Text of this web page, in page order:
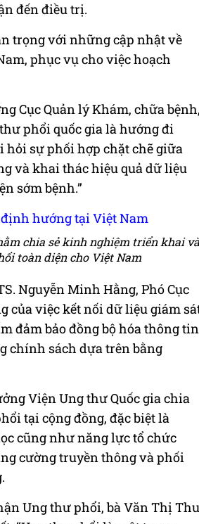
đến điều trị.
trọng với những cập nhật về
phục vụ cho việc hoạch
Cục Quản lý Khám, chữa bệnh,
phổi quốc gia là hướng đi
hỏi sự phối hợp chặt chẽ giữa
và khai thác hiệu quả dữ liệu
sớm bệnh.”
chia sẻ kinh nghiệm triển khai và
toàn diện cho Việt Nam
Nguyễn Minh Hằng, Phó Cục
của việc kết nối dữ liệu giám
đảm bảo đồng bộ hóa thông
chính sách dựa trên bằng
Viện Ung thư Quốc gia chia
tại cộng đồng, đặc biệt là
cũng như năng lực tổ chức
cường truyền thông và phối
Ung thư phổi, bà Văn Thị Thu